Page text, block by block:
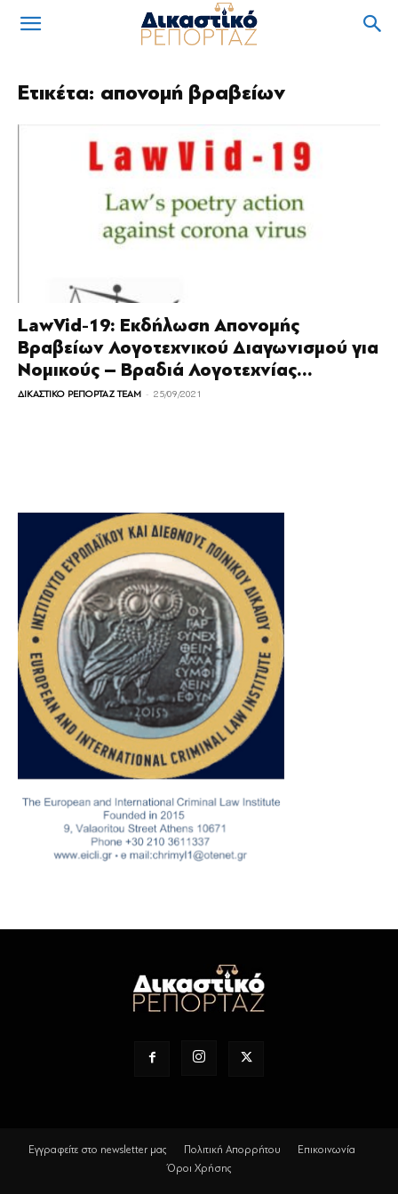
Ετικέτα: απονομή βραβείων
LawVid-19: Εκδήλωση Απονομής
Βραβείων Λογοτεχνικού Διαγωνισμού για
Νομικούς – Βραδιά Λογοτεχνίας...
ΔΙΚΑΣΤΙΚΟ ΡΕΠΟΡΤΑΖ TEAM - 25/09/2021
Εγγραφείτε στο newsletter μας Πολιτική Απορρήτου
Επικοινωνία
Όροι Χρήσης